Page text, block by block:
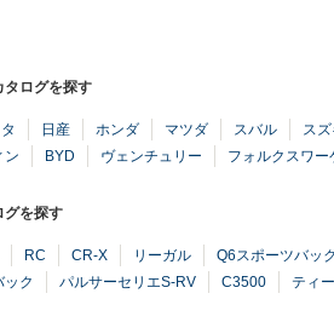
ログを探す
日産 ホンダ マツダ スバル スズ
ン
BYD ヴェンチュリー フォルクスワー
を探す
RC CR-X リーガル Q6スポーツバッ
ック
パルサーセリエS-RV C3500 ティ